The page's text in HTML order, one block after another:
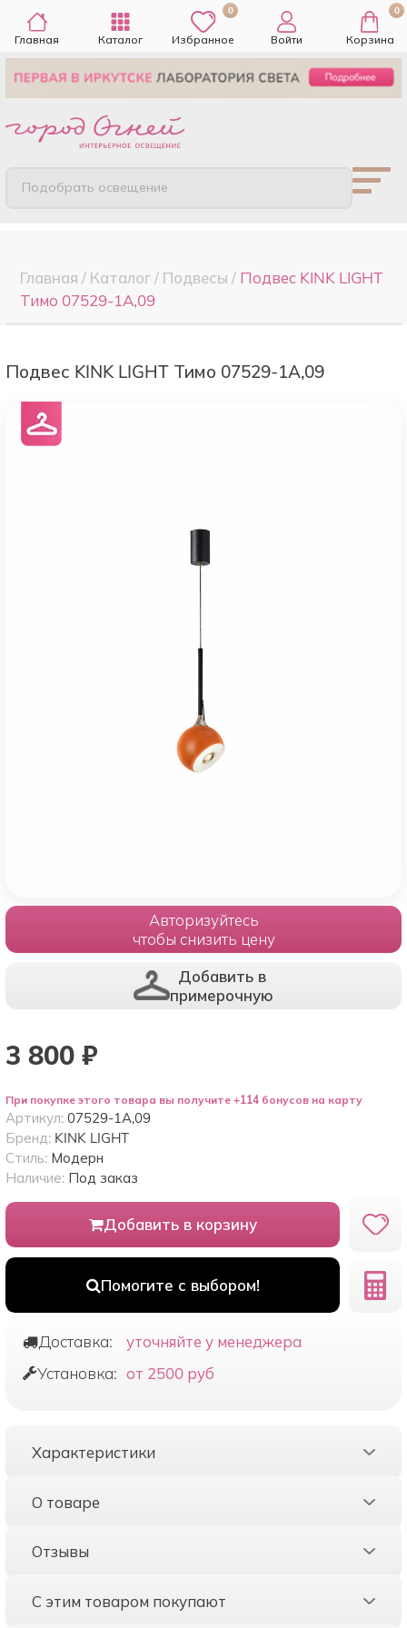
Главная Каталог
0
Избранное Войти
0
Корзина
Подобрать освещение
Главная / Каталог/ Подвесы / Подвес KINK LIGHT
Тимо 07529-1A,09
Подвес KINK LIGHT Тимо 07529-1A,09
Авторизуйтесь
чтобы снизить цену
Добавить в
примерочную
3 800 ₽
При покупке этого товара вы получите +114 бонусов на карту
Добавить в корзину
Помогите с выбором!
Артикул: 07529-1A,09
Бренд: KINK LIGHT
Стиль: Модерн
Наличие: Под заказ
Доставка:
уточняйте у менеджера
Установка: от 2500 руб
Характеристики
О товаре
Отзывы
С этим товаром покупают